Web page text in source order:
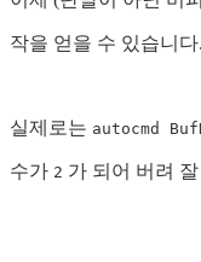
작을 얻을 수 있습니다.
실제로는 autocmd
수가 2 가 되어 버려